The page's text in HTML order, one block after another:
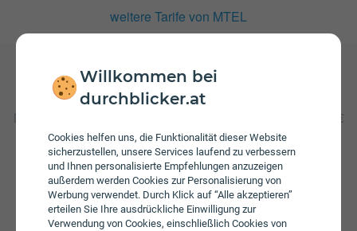
Willkommen bei
durchblicker.at
Cookies helfen uns, die Funktionalität dieser Website
sicherzustellen, unsere Services laufend zu verbessern
und Ihnen personalisierte Empfehlungen anzuzeigen
außerdem werden Cookies zur Personalisierung von
Werbung verwendet. Durch Klick auf “Alle akzeptieren”
erteilen Sie Ihre ausdrückliche Einwilligung zur
Verwendung von Cookies, einschließlich Cookies von
weitere Tarife von MTEL
Gebühren
Beim Tarif SmartNET 80 fallen monatliche Gebühren von €
40,00 an. Die jährliche Servicepauschale beträgt € 12,00.
Weiters fallen einmalige Gebühren von bis zu € 29,90 an.